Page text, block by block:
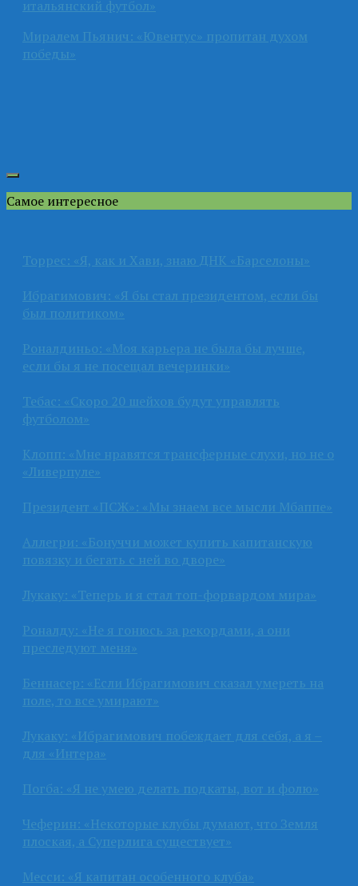
итальянский футбол»
Миралем Пьянич: «Ювентус» пропитан духом
победы»
Самое интересное
Торрес: «Я, как и Хави, знаю ДНК «Барселоны»
Ибрагимович: «Я бы стал президентом, если бы
был политиком»
Роналдиньо: «Моя карьера не была бы лучше,
если бы я не посещал вечеринки»
Тебас: «Скоро 20 шейхов будут управлять
футболом»
Клопп: «Мне нравятся трансферные слухи, но не о
«Ливерпуле»
Президент «ПСЖ»: «Мы знаем все мысли Мбаппе»
Аллегри: «Бонуччи может купить капитанскую
повязку и бегать с ней во дворе»
Лукаку: «Теперь и я стал топ-форвардом мира»
Роналду: «Не я гонюсь за рекордами, а они
преследуют меня»
Беннасер: «Если Ибрагимович сказал умереть на
поле, то все умирают»
Лукаку: «Ибрагимович побеждает для себя, а я –
для «Интера»
Погба: «Я не умею делать подкаты, вот и фолю»
Чеферин: «Некоторые клубы думают, что Земля
плоская, а Суперлига существует»
Месси: «Я капитан особенного клуба»